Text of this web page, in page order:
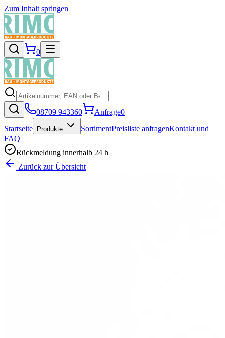
Zum Inhalt springen
0
08709 943360 Anfrage0
Startseite
Produkte SortimentPreisliste anfragenKontakt und
FAQ
Rückmeldung innerhalb 24 h
Zurück zur Übersicht